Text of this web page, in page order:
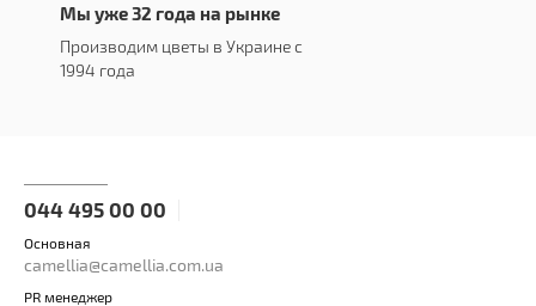
Мы уже 32 года на рынке
Производим цветы в Украине с
1994 года
044 495 00 00
Основная
camellia@camellia.com.ua
PR менеджер